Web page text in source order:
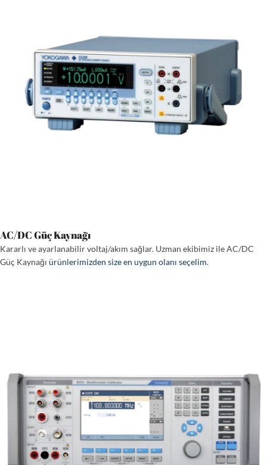
AC/DC Güç Kaynağı
Kararlı ve ayarlanabilir voltaj/akım sağlar. Uzman ekibimiz ile AC/DC
Güç Kaynağı ürünlerimizden size en uygun olanı seçelim.